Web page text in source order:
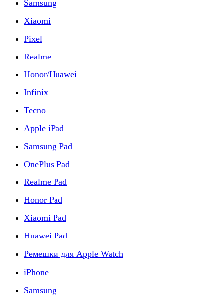
Samsung
Xiaomi
Pixel
Realme
Honor/Huawei
Infinix
Tecno
Apple iPad
Samsung Pad
OnePlus Pad
Realme Pad
Honor Pad
Xiaomi Pad
Huawei Pad
Ремешки для Apple Watch
iPhone
Samsung